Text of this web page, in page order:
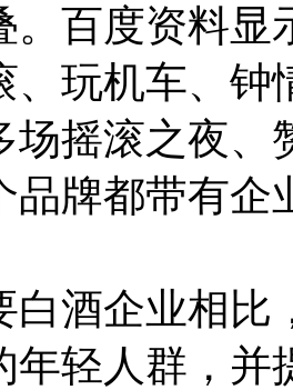
。百度资料显
、玩机车、钟
场摇滚之夜、
品牌都带有企
白酒企业相比
年轻人群，并